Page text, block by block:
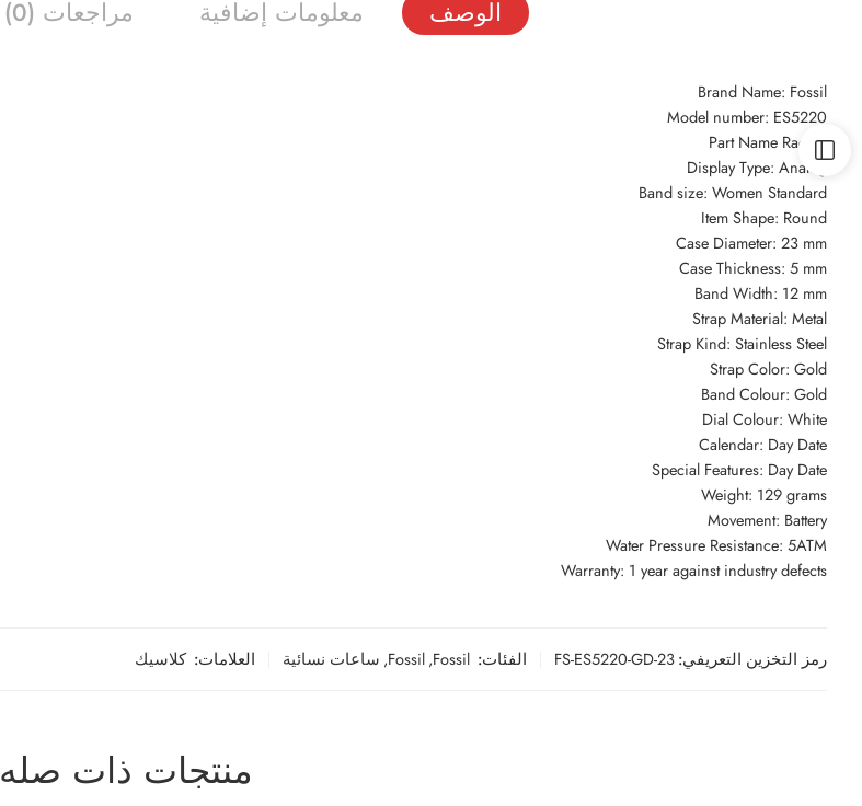
الوصف معلومات إضافية مراجعات (0)
Brand Name: Fossil
Model number: ES5220
Part Name Raquel
Display Type: Analog
Band size: Women Standard
Item Shape: Round
Case Diameter: 23 mm
Case Thickness: 5 mm
Band Width: 12 mm
Strap Material: Metal
Strap Kind: Stainless Steel
Strap Color: Gold
Band Colour: Gold
Dial Colour: White
Calendar: Day Date
Special Features: Day Date
Weight: 129 grams
Movement: Battery
Water Pressure Resistance: 5ATM
Warranty: 1 year against industry defects
رمز التخزين التعريفي:FS-ES5220-GD-23 الفئات: Fossil
,
Fossil
, ساعات نسائية العلامات: كلاسيك
منتجات ذات صله